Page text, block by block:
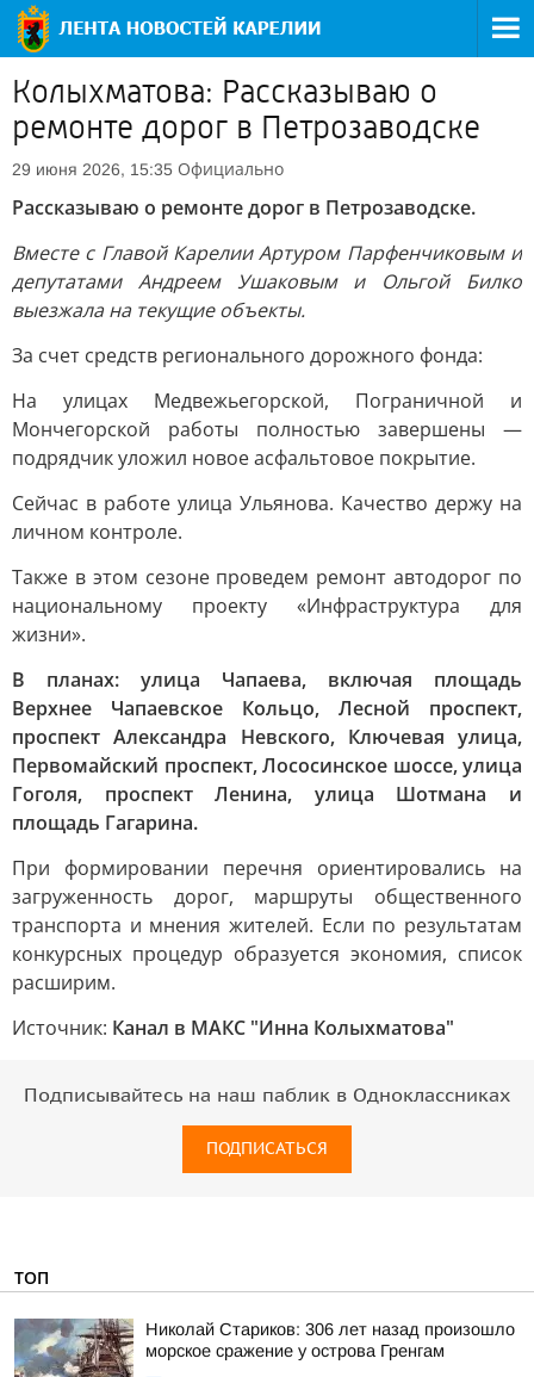
Колыхматова: Рассказываю о
ремонте дорог в Петрозаводске
29 июня 2026, 15:35 Официально
Рассказываю о ремонте дорог в Петрозаводске.
Вместе с Главой Карелии Артуром Парфенчиковым и
депутатами Андреем Ушаковым и Ольгой Билко
выезжала на текущие объекты.
За счет средств регионального дорожного фонда:
На улицах Медвежьегорской, Пограничной и
Мончегорской работы полностью завершены —
подрядчик уложил новое асфальтовое покрытие.
Сейчас в работе улица Ульянова. Качество держу на
личном контроле.
Также в этом сезоне проведем ремонт автодорог по
национальному проекту «Инфраструктура для
жизни».
В планах: улица Чапаева, включая площадь
Верхнее Чапаевское Кольцо, Лесной проспект,
проспект Александра Невского, Ключевая улица,
Первомайский проспект, Лососинское шоссе, улица
Гоголя, проспект Ленина, улица Шотмана и
площадь Гагарина.
При формировании перечня ориентировались на
загруженность дорог, маршруты общественного
транспорта и мнения жителей. Если по результатам
конкурсных процедур образуется экономия, список
расширим.
Источник: Канал в МАКС "Инна Колыхматова"
Подписывайтесь на наш паблик в Одноклассниках
ПОДПИСАТЬСЯ
ТОП
Николай Стариков: 306 лет назад произошло
морское сражение у острова Гренгам